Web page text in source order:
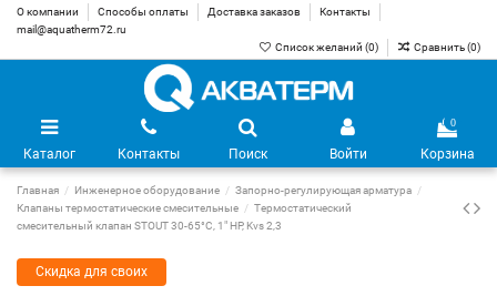
О компании Способы оплаты Доставка заказов
Контакты
mail@aquatherm72.ru
Список желаний (0) Сравнить (0)
Каталог Контакты Поиск Войти
0
Корзина
Главная Инженерное оборудование
Запорно-регулирующая арматура
Клапаны термостатические смесительные
Термостатический
смесительный клапан STOUT 30-65°C, 1" НР, Kvs 2,3
Скидка для своих